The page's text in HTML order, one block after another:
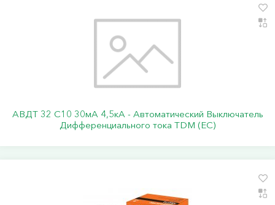
АВДТ 32 C10 30мА 4,5кА - Автоматический Выключатель
Дифференциального тока TDM (ЕС)